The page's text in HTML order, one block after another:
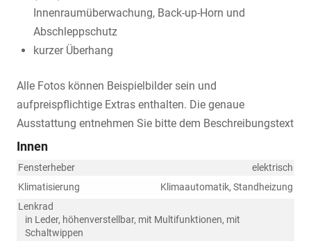
Innenraumüberwachung, Back-up-Horn und
Abschleppschutz
kurzer Überhang
Alle Fotos können Beispielbilder sein und
aufpreispflichtige Extras enthalten. Die genaue
Ausstattung entnehmen Sie bitte dem Beschreibungstext
Innen
Fensterheber
elektrisch
Klimatisierung
Klimaautomatik, Standheizung
Lenkrad
in Leder, höhenverstellbar, mit Multifunktionen, mit
Schaltwippen